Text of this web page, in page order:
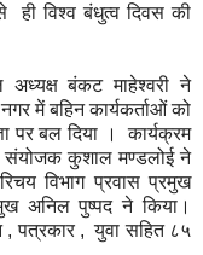
ही विश्व बंधुत्व दिवस की
बंकट माहेश्वरी ने
में बहिन कार्यकर्ताओं को
पर बल दिया । कार्यक्रम
संयोजक कुशाल मण्डलोई ने
विभाग प्रवास प्रमुख
अनिल पुष्पद ने किया।
, पत्रकार , युवा सहित ८५